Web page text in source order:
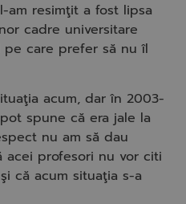
am resimţit a fost lipsa
cadre universitare
care prefer să nu îl
acum, dar în 2003-
spune că era jale la
nu am să dau
acei profesori nu vor citi
că acum situaţia s-a